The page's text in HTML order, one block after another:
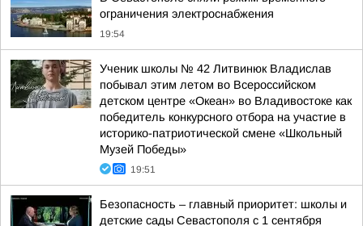
ограничения электроснабжения
19:54
Ученик школы № 42 Литвинюк Владислав
побывал этим летом во Всероссийском
детском центре «Океан» во Владивостоке как
победитель конкурсного отбора на участие в
историко-патриотической смене «Школьный
Музей Победы»
19:51
Безопасность – главный приоритет: школы и
детские сады Севастополя с 1 сентября